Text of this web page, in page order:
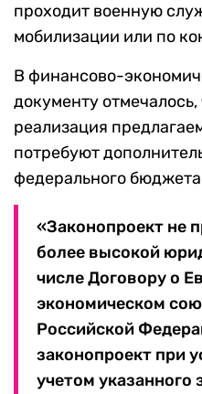
проходит военную
мобилизации или по
В финансово-
документу
реализация
потребуют
федерального
«Законопроект не
более высокой
числе Договору о
экономическом
Российской
законопроект при
учетом указанного